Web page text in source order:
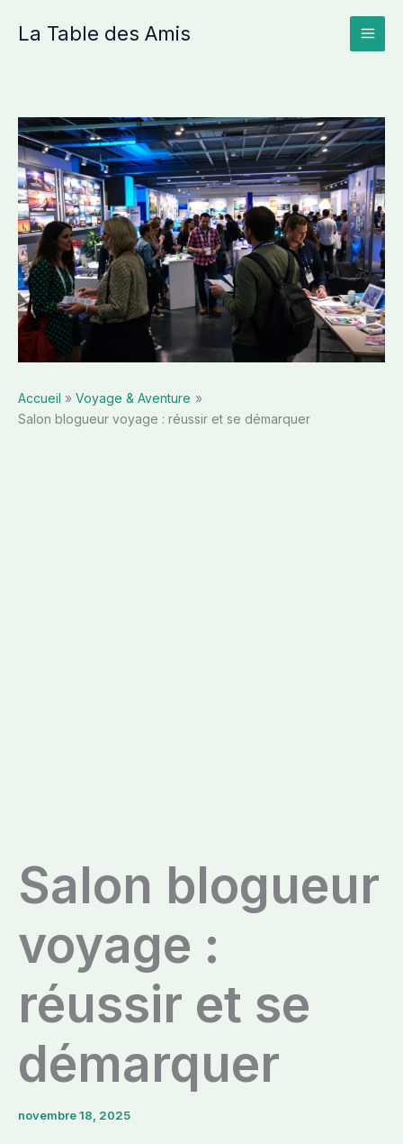
La Table des Amis
Accueil
Voyage & Aventure
Salon blogueur voyage : réussir et se démarquer
Salon blogueur
voyage :
réussir et se
démarquer
novembre 18, 2025